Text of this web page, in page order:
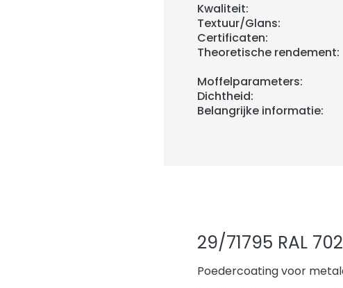
Kwaliteit:
Textuur/Glans:
Certificaten:
Theoretische rendement:
Moffelparameters:
Dichtheid:
Belangrijke informatie:
29/71795 RAL
Poedercoating voor